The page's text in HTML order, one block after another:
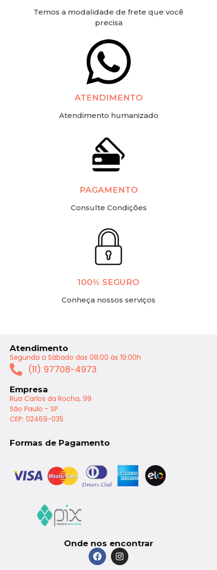
Temos a modalidade de frete que você
precisa
ATENDIMENTO
Atendimento humanizado
PAGAMENTO
Consulte Condições
100% SEGURO
Conheça nossos serviços
Atendimento
Segunda a Sábado das 08:00 às 19:00h
(11) 97708-4973
Empresa
Rua Carlos da Rocha, 99
São Paulo - SP
CEP: 02469-035
Formas de Pagamento
Onde nos encontrar